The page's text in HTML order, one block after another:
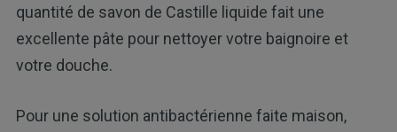
quantité de savon de Castille liquide fait une
excellente pâte pour nettoyer votre baignoire et
votre douche.
Pour une solution antibactérienne faite maison,